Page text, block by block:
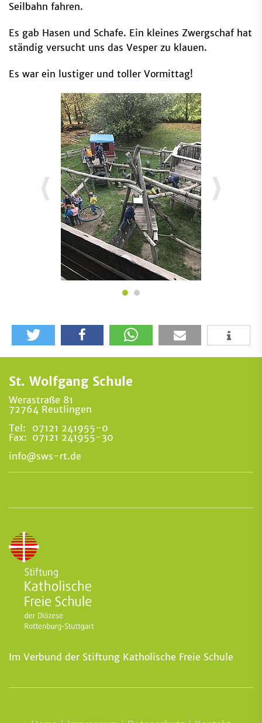
Seilbahn fahren.
Es gab Hasen und Schafe. Ein kleines Zwergschaf hat
ständig versucht uns das Vesper zu klauen.
Es war ein lustiger und toller Vormittag!
St. Wolfgang Schule
Werastraße 81
72764 Reutlingen
Tel:
07121 241955-0
Fax: 07121 241955-30
info@sws-rt.de
Im Verbund der Stiftung Katholische Freie Schule